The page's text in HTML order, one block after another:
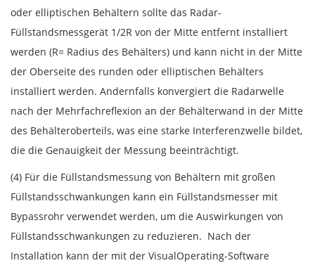
oder elliptischen Behältern sollte das Radar-
Füllstandsmessgerät 1/2R von der Mitte entfernt installiert
werden (R= Radius des Behälters) und kann nicht in der Mitte
der Oberseite des runden oder elliptischen Behälters
installiert werden. Andernfalls konvergiert die Radarwelle
nach der Mehrfachreflexion an der Behälterwand in der Mitte
des Behälteroberteils, was eine starke Interferenzwelle bildet,
die die Genauigkeit der Messung beeinträchtigt.
(4) Für die Füllstandsmessung von Behältern mit großen
Füllstandsschwankungen kann ein Füllstandsmesser mit
Bypassrohr verwendet werden, um die Auswirkungen von
Füllstandsschwankungen zu reduzieren. Nach der
Installation kann der mit der VisualOperating-Software